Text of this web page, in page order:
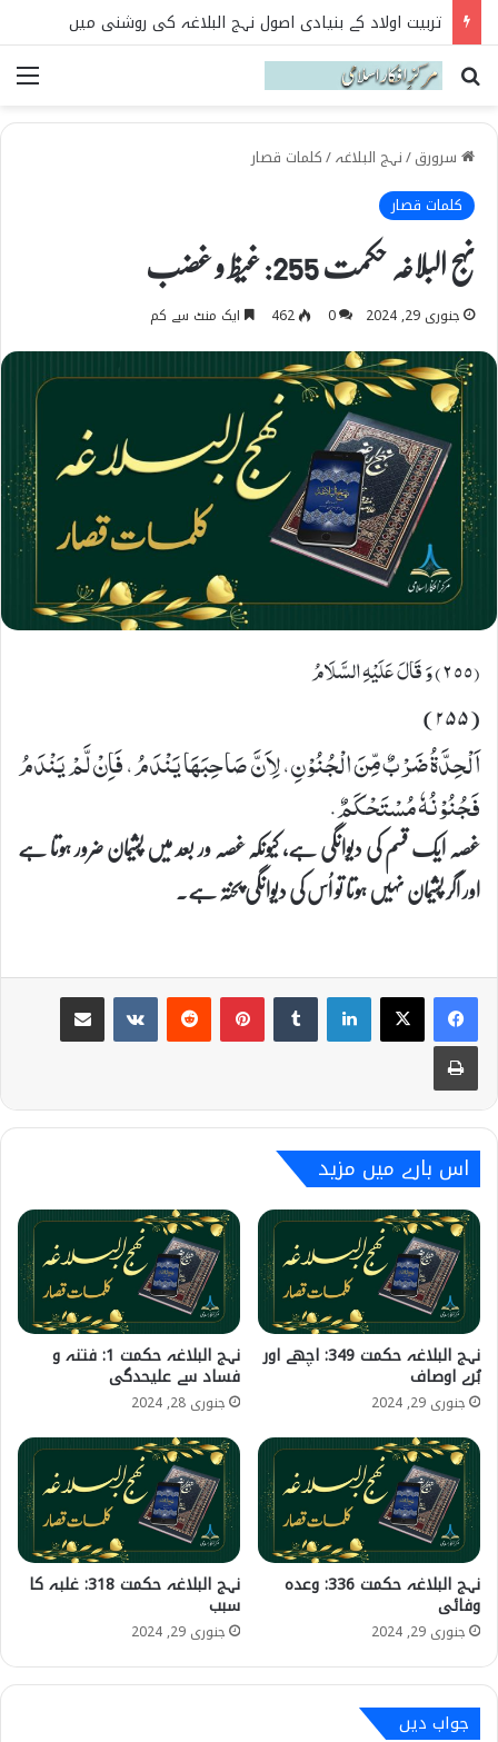
نہج البلاغہ میں حکومت و سیاست کے اصول
Search for
سرورق/نہج البلاغہ/کلمات قصار
کلمات قصار
نہج البلاغہ حکمت 255: غیظ و غضب
جنوری 29, 2024 0
462 ایک منٹ سے کم
(٢٥٥) وَ قَالَ عَلَیْهِ السَّلَامُ
(۲۵۵)
اَلْحِدَّةُ ضَرْبٌ مِّنَ الْجُنُوْنِ، لِاَنَّ صَاحِبَهَا یَنْدَمُ، فَاِنْ لَّمْ یَنْدَمُ
فَجُنُوْنُهٗ مُسْتَحْكَمٌ.
غصہ ایک قسم کی دیوانگی ہے، کیونکہ غصہ ور بعد میں پشیمان ضرور ہوتا ہے
اور اگر پشیمان نہیں ہوتا تو اُس کی دیوانگی پختہ ہے۔
اس بارے میں مزید
نہج البلاغہ حکمت 349: اچھے اور
بُرے اوصاف
جنوری 29, 2024
نہج البلاغہ حکمت 1: فتنہ و
فساد سے علیحدگی
جنوری 28, 2024
نہج البلاغہ حکمت 336: وعدہ
وفائی
جنوری 29, 2024
نہج البلاغہ حکمت 318: غلبہ کا
سبب
جنوری 29, 2024
جواب دیں